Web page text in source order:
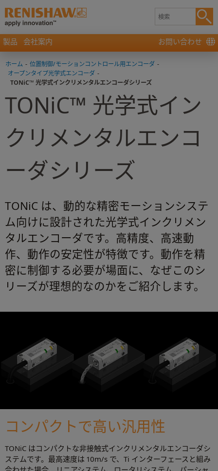
製品 会社案内 お問い合わせ
ホーム - 位置制御/モーションコントロール用エンコーダ -
オープンタイプ光学式エンコーダ -
TONiC™ 光学式インクリメンタルエンコーダシリーズ
TONiC™ 光学式イン
クリメンタルエンコ
ーダシリーズ
TONiC は、動的な精密モーションシステ
ム向けに設計された光学式インクリメン
タルエンコーダです。高精度、高速動
作、動作の安定性が特徴です。動作を精
密に制御する必要が場面に、なぜこのシ
リーズが理想的なのかをご紹介します。
コンパクトで高い汎用性
TONiC はコンパクトな非接触式インクリメンタルエンコーダシ
ステムです。最高速度は 10m/s で、Ti インターフェースと組み